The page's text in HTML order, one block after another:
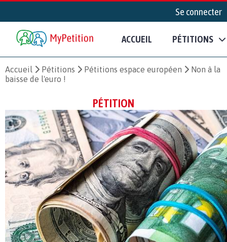
Se connecter
ACCUEIL PÉTITIONS
Accueil Pétitions Pétitions espace européen
Non à la
baisse de l'euro !
PÉTITION